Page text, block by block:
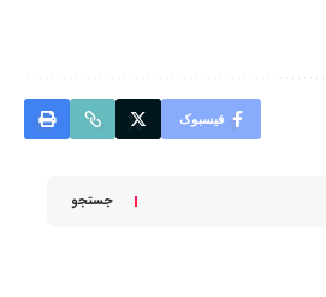
فیسبوک
جستجو